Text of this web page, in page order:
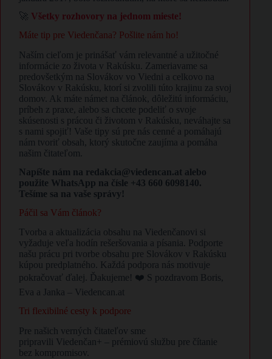
🚀 Všetky rozhovory na jednom mieste!
Máte tip pre Viedenčana? Pošlite nám ho!
Naším cieľom je prinášať vám relevantné a užitočné
informácie zo života v Rakúsku. Zameriavame sa
predovšetkým na Slovákov vo Viedni a celkovo na
Slovákov v Rakúsku, ktorí si zvolili túto krajinu za svoj
domov. Ak máte námet na článok, dôležitú informáciu,
príbeh z praxe, alebo sa chcete podeliť o svoje
skúsenosti s prácou či životom v Rakúsku, neváhajte sa
s nami spojiť! Vaše tipy sú pre nás cenné a pomáhajú
nám tvoriť obsah, ktorý skutočne zaujíma a pomáha
našim čitateľom.
Napíšte nám na redakcia@viedencan.at alebo
použite WhatsApp na čísle +43 660 6098140.
Tešíme sa na vaše správy!
Páčil sa Vám článok?
Tvorba a aktualizácia obsahu na Viedenčanovi si
vyžaduje veľa hodín rešeršovania a písania. Podporte
našu prácu pri tvorbe obsahu pre Slovákov v Rakúsku
kúpou predplatného. Každá podpora nás motivuje
pokračovať ďalej. Ďakujeme! ❤️ S pozdravom Boris,
Eva a Janka – Viedencan.at
Tri flexibilné cesty k podpore
Pre našich verných čitateľov sme
pripravili Viedenčan+ – prémiovú službu pre čítanie
bez kompromisov.